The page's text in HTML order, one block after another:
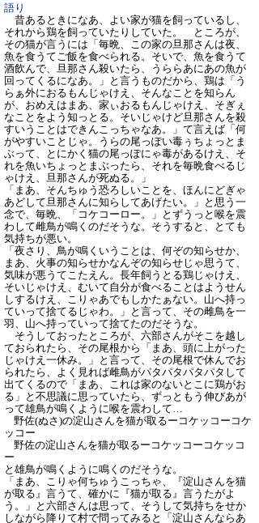
語り
昔あるときになあ、よい家が猫を飼っているし、
それから鶏を飼っていたりしていた。 ところが、
その猫が言うには「毎晩、この家の旦那さんは夜、
魚を食うてご飯を食べられる。そいで、魚を食うて
酒飲んで、旦那さん殺いたら、うららあにあの魚が
回ってくるになあ。」と言うものだから、鶏は「う
らぁ外におるもんじゃけえ、そんなことを知らん
が、おめえはまあ、家ぃおるもんじゃけえ、そぎぇ
なことをよう知っとる。そいじゃけど旦那さんを殺
すいうことはできんこっちゃなあ。」て言えば「何
がやすいことじゃ。うらの尾っぽい毒ぅちょっとま
ぶって、とにかく猫の尾っぽにゃ毒があるけえ、そ
れを魚いちょっとまぶったら、それを毎晩食べるじ
ゃけえ、旦那さんが死ぬる。」
「まあ、そんちゅう恐ろしいことを、ほんにどぎゃ
あどして旦那さんに知らしてあげたい。」と思う一
念で、毎晩、「コケコーロー。」とずうっと喉を震
わして雌鳥が鳴くのだそうな。そうすると、とても
気持ちが悪い。
「夜さり、鳥が鳴くいうことは、何ぞの知らせか、
まあ、火事の知らせかなんぞの知らせじゃ思うて、
気味が悪うてこたえん。長年飼うとる鶏じゃけえ、
そいじゃけえ、むいて自分が食べることはようせん
しするけえ、こりゃあでもしかたぁない。山へ持っ
ていって捨てるじゃわ。」と言って、その雌鳥を一
羽、山へ持っていって捨てたのだそうな。
そうしておったところが、六部さんがそこを越し
ておられたら、その尾根から「まあ、頭に上がった
じゃけえ一休み。」と言って、その尾根で休んでお
られたら、よく見れば雌鳥がパタパタパタパタして
出てくるので「まあ、これは家のないとこに鶏がお
る」と不思議に思っていたら、ずっともう伸びあが
って雄鳥が鳴くように喉を震わして…
野佐(ぬさ)の淀山さんを猫が取るーコケッコーコケ
ッコー
野佐の淀山さんを猫が取るーコケッコーコケッコ
ー
と雄鳥が鳴くように鳴くのだそうな。
「まあ、こりゃ何ちゅうこっちゃ、『淀山さんを猫
が取る』言うて、確かに『猫が取る』言うたがよ
う。」と六部さんは思って、そうして気持ちをせか
しながら降りて村で問ってみると「淀山さんならあ